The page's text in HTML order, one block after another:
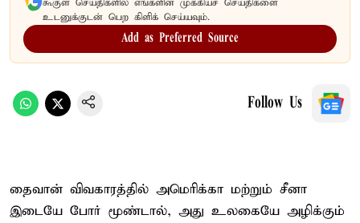
கூகுள் செய்திகளில் எங்களின் முக்கியச் செய்திகளை
உடனுக்குடன் பெற கிளிக் செய்யவும்.
Add as Preferred Source
Follow Us
தைவான் விவகாரத்தில் அமெரிக்கா மற்றும் சீனா
இடையே போர் மூண்டால், அது உலகையே அழிக்கும்